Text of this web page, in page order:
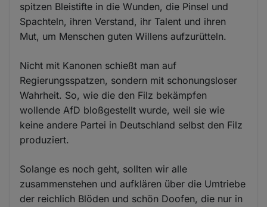
spitzen Bleistifte in die Wunden, die Pinsel und
Spachteln, ihren Verstand, ihr Talent und ihren
Mut, um Menschen guten Willens aufzurütteln.
Nicht mit Kanonen schießt man auf
Regierungsspatzen, sondern mit schonungsloser
Wahrheit. So, wie die den Filz bekämpfen
wollende AfD bloßgestellt wurde, weil sie wie
keine andere Partei in Deutschland selbst den Filz
produziert.
Solange es noch geht, sollten wir alle
zusammenstehen und aufklären über die Umtriebe
der reichlich Blöden und schön Doofen, die nur in